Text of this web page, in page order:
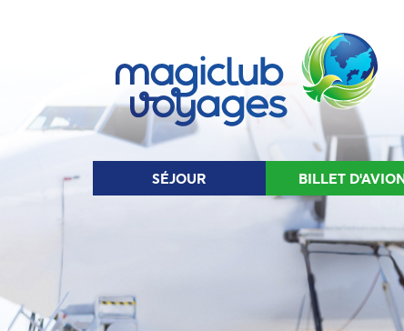
SÉJOUR BILLET